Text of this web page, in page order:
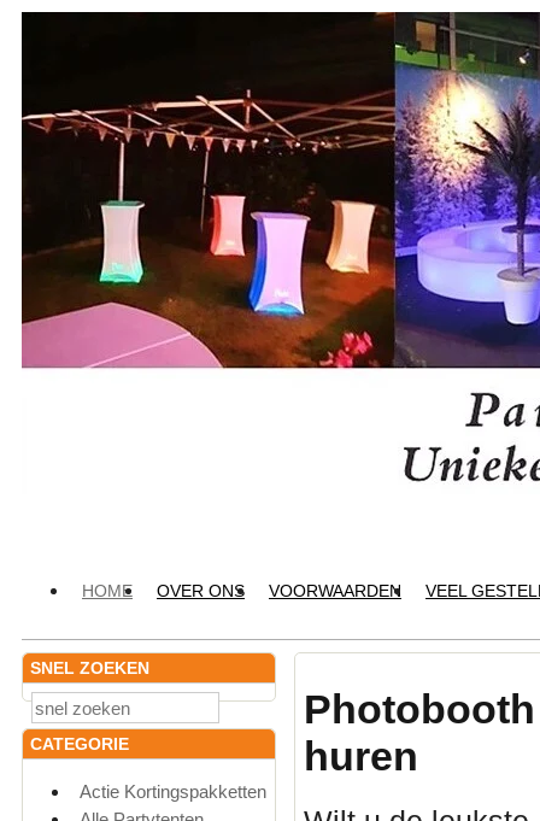
HOME OVER ONS VOORWAARDEN VEEL
SNEL ZOEKEN
CATEGORIE
Actie Kortingspakketten
huren